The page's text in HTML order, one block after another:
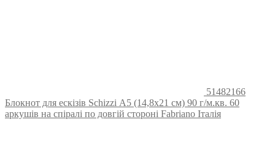
51482166
Блокнот для ескізів Schizzi А5 (14,8х21 см) 90 г/м.кв. 60
аркушів на спіралі по довгій стороні Fabriano Італія